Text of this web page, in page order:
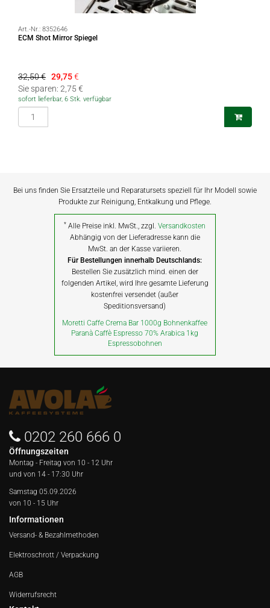
Art.-Nr.: 8352646
ECM Shot Mirror Spiegel
32,50 € 29,75€
Sie sparen: 2,75 €
sofort lieferbar, 6 Stk. verfügbar
Bei uns finden Sie Ersatzteile und Reparatursets speziell für Ihr Modell sowie
Produkte zur Reinigung, Entkalkung und Pflege.
* Alle Preise inkl. MwSt., zzgl.Versandkosten
Abhängig von der Lieferadresse kann die
MwSt. an der Kasse variieren.
Für Bestellungen innerhalb Deutschlands:
Bestellen Sie zusätzlich mind. einen der
folgenden Artikel, wird Ihre gesamte Lieferung
kostenfrei versendet (außer
Speditionsversand)
Moretti Caffe Crema Bar 1000g Bohnenkaffee
Paranà Caffè Espresso 70% Arabica 1kg
Espressobohnen
0202 260 666 0
Öffnungszeiten
Montag - Freitag von 10 - 12 Uhr
und von 14 - 17:30 Uhr
Samstag 05.09.2026
von 10 - 15 Uhr
Informationen
Versand- & Bezahlmethoden
Elektroschrott / Verpackung
AGB
Widerrufsrecht